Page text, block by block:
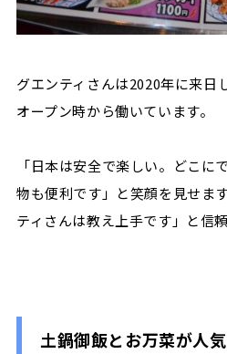
グエンティさんは2020年に来日
オープン時から働いています。
「日本は安全で楽しい。どこに
物も便利です」と笑顔を見せま
ティさんは教え上手です」と信
土鍋御飯とお万菜が人